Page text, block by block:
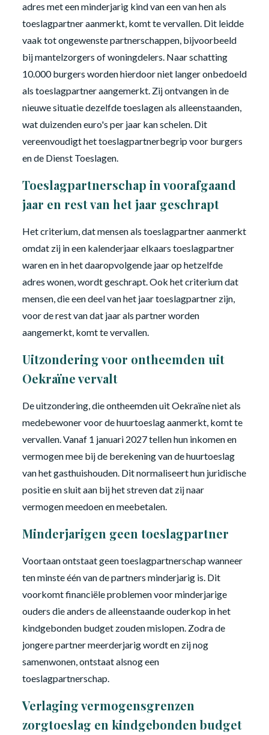
adres met een minderjarig kind van een van hen als
toeslagpartner aanmerkt, komt te vervallen. Dit leidde
vaak tot ongewenste partnerschappen, bijvoorbeeld
bij mantelzorgers of woningdelers. Naar schatting
10.000 burgers worden hierdoor niet langer onbedoeld
als toeslagpartner aangemerkt. Zij ontvangen in de
nieuwe situatie dezelfde toeslagen als alleenstaanden,
wat duizenden euro's per jaar kan schelen. Dit
vereenvoudigt het toeslagpartnerbegrip voor burgers
en de Dienst Toeslagen.
Toeslagpartnerschap in voorafgaand
jaar en rest van het jaar geschrapt
Het criterium, dat mensen als toeslagpartner aanmerkt
omdat zij in een kalenderjaar elkaars toeslagpartner
waren en in het daaropvolgende jaar op hetzelfde
adres wonen, wordt geschrapt. Ook het criterium dat
mensen, die een deel van het jaar toeslagpartner zijn,
voor de rest van dat jaar als partner worden
aangemerkt, komt te vervallen.
Uitzondering voor ontheemden uit
Oekraïne vervalt
De uitzondering, die ontheemden uit Oekraïne niet als
medebewoner voor de huurtoeslag aanmerkt, komt te
vervallen. Vanaf 1 januari 2027 tellen hun inkomen en
vermogen mee bij de berekening van de huurtoeslag
van het gasthuishouden. Dit normaliseert hun juridische
positie en sluit aan bij het streven dat zij naar
vermogen meedoen en meebetalen.
Minderjarigen geen toeslagpartner
Voortaan ontstaat geen toeslagpartnerschap wanneer
ten minste één van de partners minderjarig is. Dit
voorkomt financiële problemen voor minderjarige
ouders die anders de alleenstaande ouderkop in het
kindgebonden budget zouden mislopen. Zodra de
jongere partner meerderjarig wordt en zij nog
samenwonen, ontstaat alsnog een
toeslagpartnerschap.
Verlaging vermogensgrenzen
zorgtoeslag en kindgebonden budget